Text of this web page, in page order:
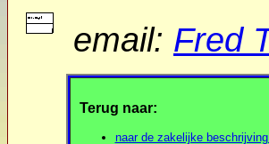
email: Fred
Terug naar:
naar de zakelijke